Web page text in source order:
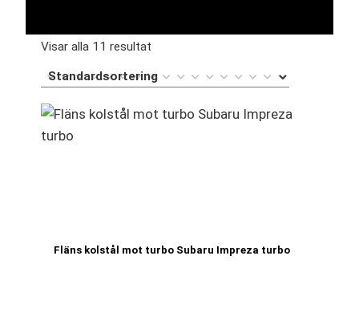
Visar alla 11 resultat
Fläns kolstål mot turbo Subaru Impreza turbo